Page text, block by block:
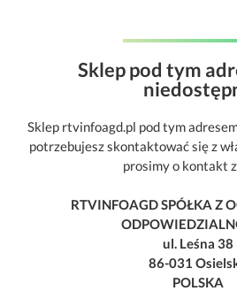
Sklep pod tym
Sklep rtvinfoagd.pl pod tym
potrzebujesz skontaktować się z
prosimy o kontakt
RTVINFOAGD SPÓŁKA Z
ul. Leśna 38
86-031
POLSKA